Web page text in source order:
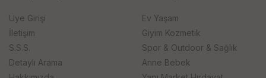
Üye Girişi
İletişim
S.S.S.
Detaylı Arama
Ev Yaşam
Giyim Kozmetik
Spor & Outdoor & Sağlık
Anne Bebek